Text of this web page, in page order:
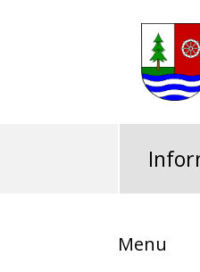
Menu